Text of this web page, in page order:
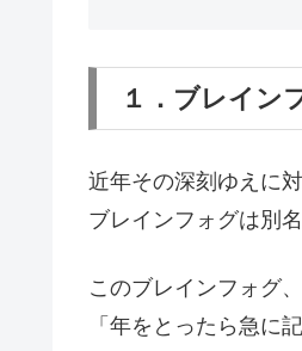
１．ブレイン
近年その深刻ゆえに
ブレインフォグは別
このブレインフォグ
「年をとったら急に